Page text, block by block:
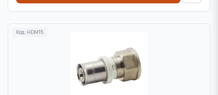
Код: HDM15